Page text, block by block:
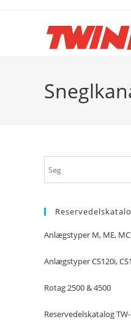
Anlægstyper M, ME,
Anlægstyper CS120i,
Rotag 2500 & 4500
Reservedelskatalog TW-